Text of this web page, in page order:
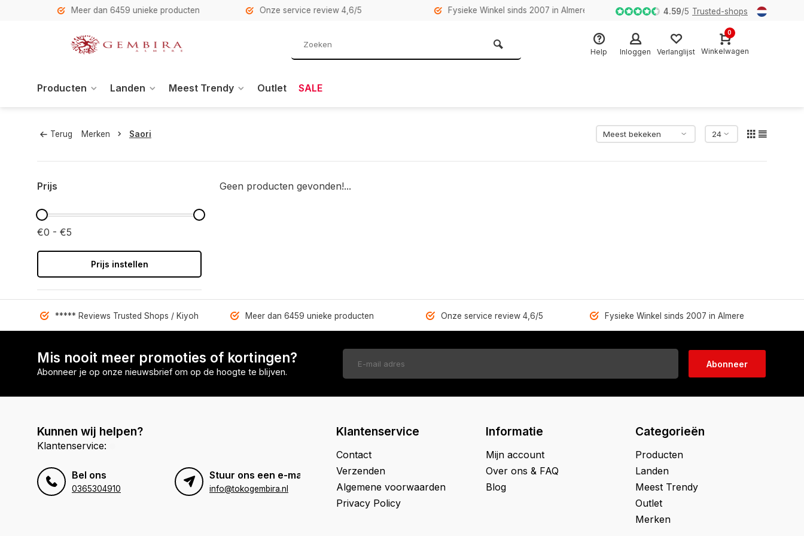
Meer dan 6459 unieke producten Onze service review 4,6/5 Fysieke Winkel sinds 2007 in Almere 4.59/5 Trusted-shops
Help Inloggen Verlanglijst
0
Winkelwagen
Producten Landen Meest Trendy Outlet SALE
Terug Merken Saori
Prijs
€0 - €5
Prijs instellen
Geen producten gevonden!...
***** Reviews Trusted Shops / Kiyoh Meer dan 6459 unieke producten Onze service review 4,6/5 Fysieke Winkel sinds 2007 in Almere
Mis nooit meer promoties of kortingen?
Abonneer je op onze nieuwsbrief om op de hoogte te blijven.
Abonneer
Kunnen wij helpen?
Klantenservice:
Bel ons
0365304910
Stuur ons een e-mail
info@tokogembira.nl
Klantenservice
Contact
Verzenden
Algemene voorwaarden
Privacy Policy
Informatie
Mijn account
Over ons & FAQ
Blog
Categorieën
Producten
Landen
Meest Trendy
Outlet
Merken